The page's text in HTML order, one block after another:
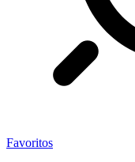
Favoritos